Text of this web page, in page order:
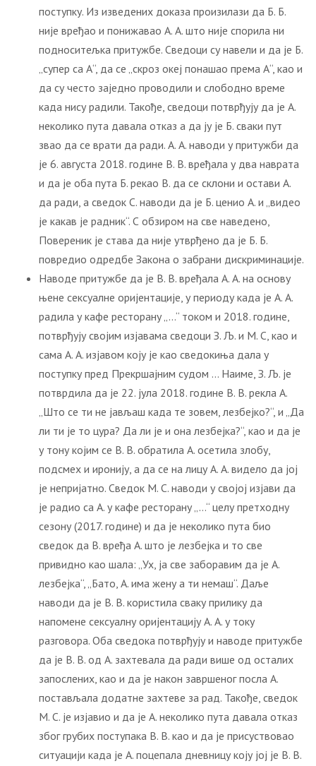
поступку. Из изведених доказа произилази да Б. Б.
није вређао и понижавао А. А. што није спорила ни
подноситељка притужбе. Сведоци су навели и да је Б.
„супер са А“, да се „скроз океј понашао према А“, као и
да су често заједно проводили и слободно време
када нису радили. Такође, сведоци потврђују да је А.
неколико пута давала отказ а да ју је Б. сваки пут
звао да се врати да ради. А. А. наводи у притужби да
је 6. августа 2018. године В. В. вређала у два наврата
и да је оба пута Б. рекао В. да се склони и остави А.
да ради, а сведок С. наводи да је Б. ценио А. и „видео
је какав је радник“. С обзиром на све наведено,
Повереник је става да није утврђено да је Б. Б.
повредио одредбе Закона о забрани дискриминације.
Наводе притужбе да је В. В. вређала А. А. на основу
њене сексуалне оријентације, у периоду када је А. А.
радила у кафе ресторану „…“ током и 2018. године,
потврђују својим изјавама сведоци З. Љ. и М. С, као и
сама А. А. изјавом коју је као сведокиња дала у
поступку пред Прекршајним судом … Наиме, З. Љ. је
потврдила да је 22. јула 2018. године В. В. рекла А.
„Што се ти не јављаш када те зовем, лезбејко?“, и „Да
ли ти је то цура? Да ли је и она лезбејка?“, као и да је
у тону којим се В. В. обратила А. осетила злобу,
подсмех и иронију, а да се на лицу А. А. видело да јој
је непријатно. Сведок М. С. наводи у својој изјави да
је радио са А. у кафе ресторану „…“ целу претходну
сезону (2017. године) и да је неколико пута био
сведок да В. вређа А. што је лезбејка и то све
привидно као шала: „Ух, ја све заборавим да је А.
лезбејка“, „Бато, А. има жену а ти немаш“. Даље
наводи да је В. В. користила сваку прилику да
напомене сексуалну оријентацију А. А. у току
разговора. Оба сведока потврђују и наводе притужбе
да је В. В. од А. захтевала да ради више од осталих
запослених, као и да је након завршеног посла А.
постављала додатне захтеве за рад. Такође, сведок
М. С. је изјавио и да је А. неколико пута давала отказ
због грубих поступака В. В. као и да је присуствовао
ситуацији када је А. поцепала дневницу коју јој је В. В.